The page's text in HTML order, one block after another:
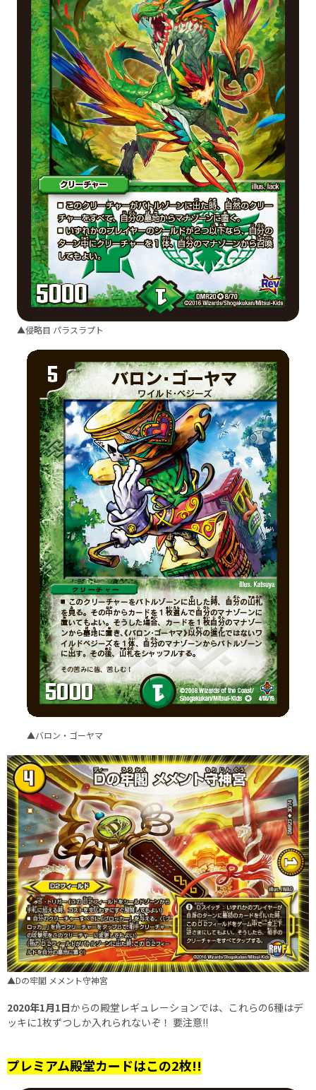
▲侵略目 パラスラプト
▲バロン・ゴーヤマ
▲Dの牢閣 メメント守神宮
2020年1月1日からの殿堂レギュレーションでは、これらの6種はデ
ッキに1枚ずつしか入れられないぞ！ 要注意!!
プレミアム殿堂カードはこの2枚!!